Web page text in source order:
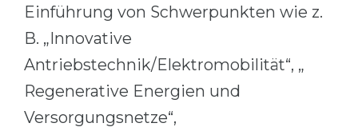
Einführung von Schwerpunkten wie z.
B. „Innovative
Antriebstechnik/Elektromobilität“, „
Regenerative Energien und
Versorgungsnetze“,